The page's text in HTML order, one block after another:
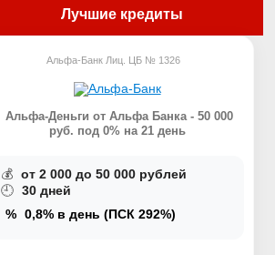
Лучшие кредиты
Альфа-Банк Лиц. ЦБ № 1326
Альфа-Деньги от Альфа Банка - 50 000
руб. под 0% на 21 день
💰 от 2 000 до 50 000 рублей
🕘 30 дней
% 0,8% в день (ПСК 292%)
Взять кредит